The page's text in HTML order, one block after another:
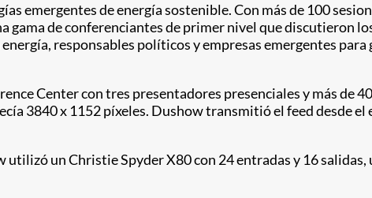
emergentes de energía sostenible. Con más de 100
de conferenciantes de primer nivel que discutieron
responsables políticos y empresas emergentes
Center con tres presentadores presenciales y más de
3840 x 1152 píxeles. Dushow transmitió el feed desde
un Christie Spyder X80 con 24 entradas y 16